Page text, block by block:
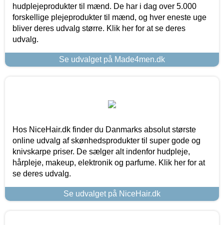
hudplejeprodukter til mænd. De har i dag over 5.000
forskellige plejeprodukter til mænd, og hver eneste uge
bliver deres udvalg større. Klik her for at se deres
udvalg.
Se udvalget på Made4men.dk
Hos NiceHair.dk finder du Danmarks absolut største
online udvalg af skønhedsprodukter til super gode og
knivskarpe priser. De sælger alt indenfor hudpleje,
hårpleje, makeup, elektronik og parfume. Klik her for at
se deres udvalg.
Se udvalget på NiceHair.dk